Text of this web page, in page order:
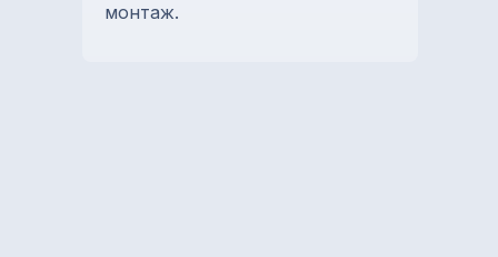
монтаж.